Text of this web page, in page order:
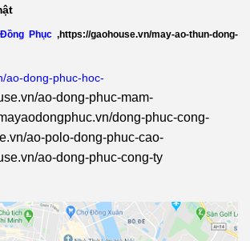
Phục ,https://gaohouse.vn/may-ao-thun-dong-
ao-dong-phuc-hoc-
ao-dong-phuc-mam-
dong-phuc-cong-
ao-polo-dong-phuc-cao-
ao-dong-phuc-cong-ty